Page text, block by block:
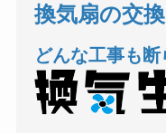
換気扇の交
どんな工事も断